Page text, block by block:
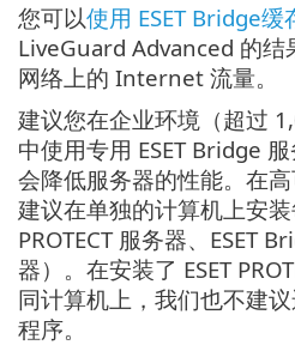
您可以使用 ESET Bridge缓
LiveGuard Advanced 的结
网络上的 Internet 流量。
建议您在企业环境（超过
中使用专用 ESET Bridge
会降低服务器的性能。在
建议在单独的计算机上安装
PROTECT 服务器、ESET
器）。在安装了 ESET
同计算机上，我们也不建
程序。